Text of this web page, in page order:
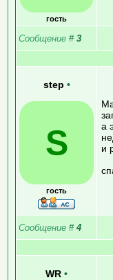
гость
Сообщение # 3
step •
S
гость
а
и
Сообщение # 4
WR •